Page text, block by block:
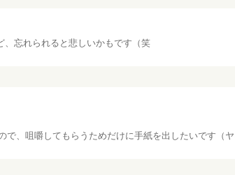
忘れられると悲しいかもです（笑
、咀嚼してもらうためだけに手紙を出したいです（ヤ